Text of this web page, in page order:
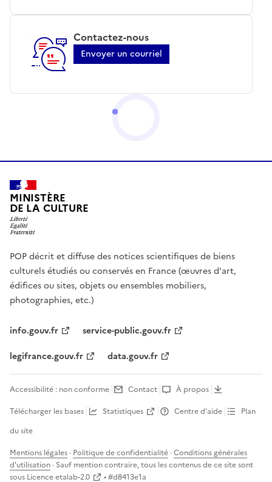
Contactez-nous
Envoyer un courriel
MINISTÈRE
DE LA CULTURE
POP décrit et diffuse des notices scientifiques de biens
culturels étudiés ou conservés en France (œuvres d'art,
édifices ou sites, objets ou ensembles mobiliers,
photographies, etc.)
info.gouv.fr
service-public.gouv.fr
legifrance.gouv.fr
data.gouv.fr
Accessibilité : non conforme Contact
À propos
Télécharger les bases
Statistiques Centre d’aide
Plan
du site
Mentions légales · Politique de confidentialité ·Conditions générales
d'utilisation · Sauf mention contraire, tous les contenus de ce site sont
sous Licence etalab-2.0 • #d8413e1a